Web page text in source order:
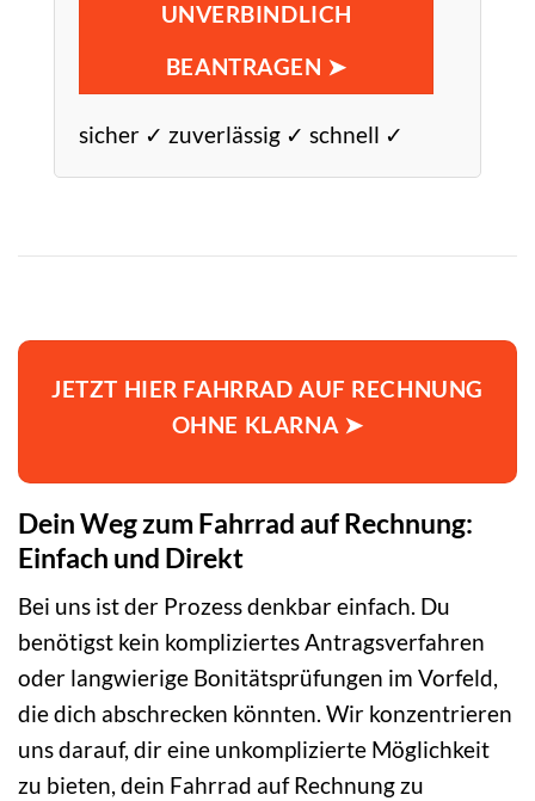
UNVERBINDLICH
BEANTRAGEN ➤
sicher ✓ zuverlässig ✓ schnell ✓
JETZT HIER FAHRRAD AUF RECHNUNG
OHNE KLARNA ➤
Dein Weg zum Fahrrad auf Rechnung:
Einfach und Direkt
Bei uns ist der Prozess denkbar einfach. Du
benötigst kein kompliziertes Antragsverfahren
oder langwierige Bonitätsprüfungen im Vorfeld,
die dich abschrecken könnten. Wir konzentrieren
uns darauf, dir eine unkomplizierte Möglichkeit
zu bieten, dein Fahrrad auf Rechnung zu